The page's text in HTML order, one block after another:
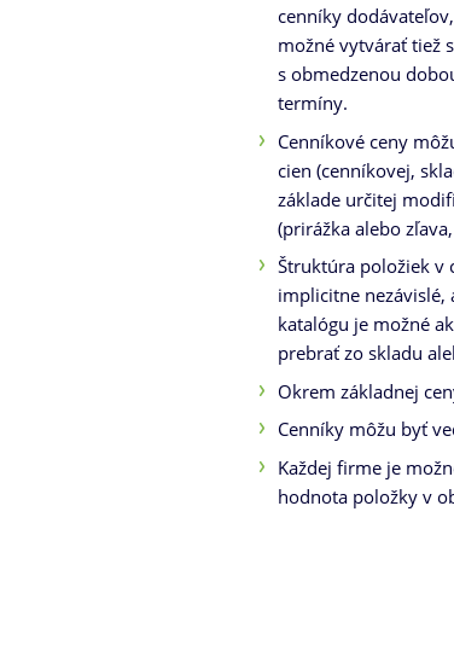
cenníky
možné vytvárať tiež
s obmedzenou
termíny.
Cenníkové ceny
cien (cenníkovej,
základe určitej
(prirážka alebo
Štruktúra položiek v
implicitne nezávislé,
katalógu je možné
prebrať zo skladu
Okrem základnej
Cenníky môžu byť
Každej firme je
hodnota položky v